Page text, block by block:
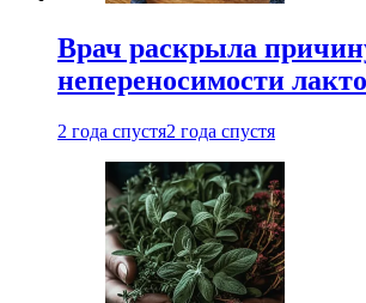
Врач раскрыла
непереносимости
2 года спустя2 года спустя